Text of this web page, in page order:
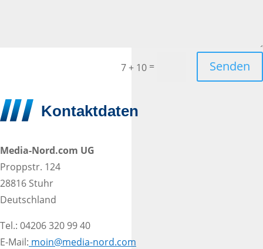
7 + 10 = Senden
Kontaktdaten
Media-Nord.com UG
Proppstr. 124
28816 Stuhr
Deutschland
Tel.: 04206 320 99 40
E-Mail: moin@media-nord.com